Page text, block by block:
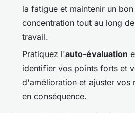
la fatigue et maintenir un
concentration tout au long
travail.
Pratiquez l'auto-évaluation
identifier vos points forts et
d'amélioration et ajuster vos
en conséquence.